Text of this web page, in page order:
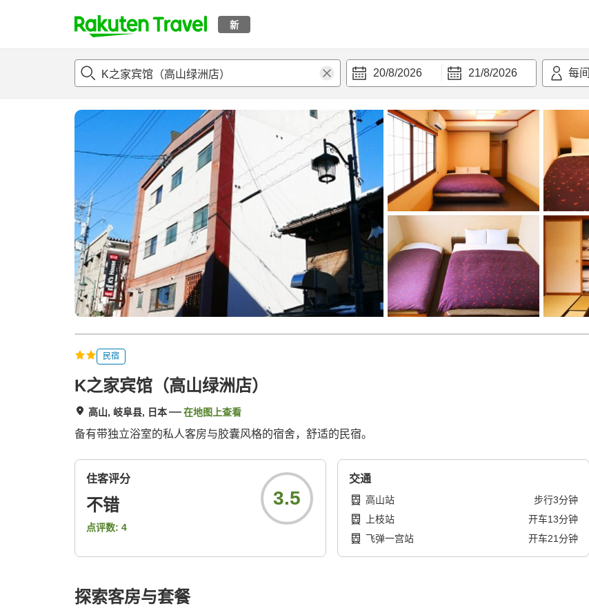
新
t
p
a
g
a
r
c
h
20/8/2026 21/8/2026 每间
概况 客房及住宿套餐评论设施
民宿
K之家宾馆（高山绿洲店）
高山, 岐阜县, 日本 在地图上查看
备有带独立浴室的私人客房与胶囊风格的宿舍，舒适的民宿。
住客评分
不错
点评数: 4
3.5
交通
高山站 步行3分钟
上枝站
开车13分钟
飞弹一宫站
开车21分钟
探索客房与套餐